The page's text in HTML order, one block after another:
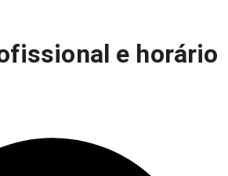
e horário